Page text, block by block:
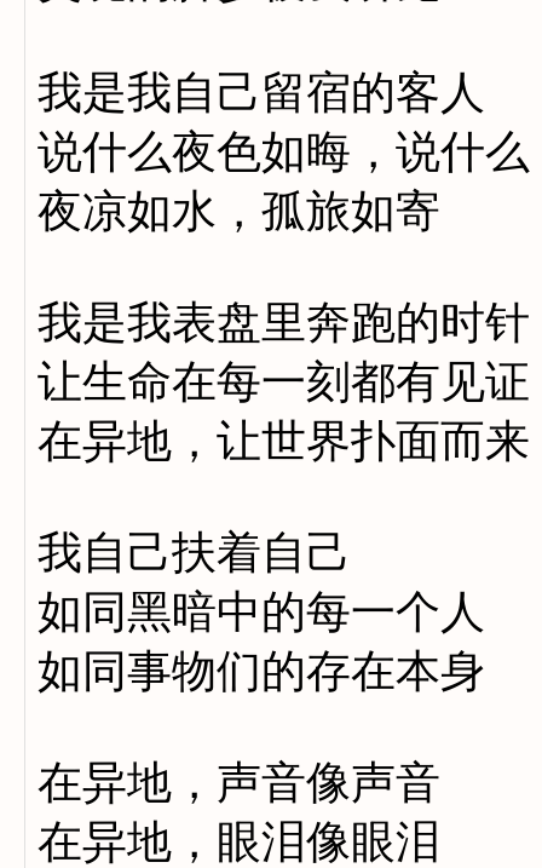
我是我自己留宿的客人
说什么夜色如晦，说什么
夜凉如水，孤旅如寄
我是我表盘里奔跑的时针
让生命在每一刻都有见证
在异地，让世界扑面而来
我自己扶着自己
如同黑暗中的每一个人
如同事物们的存在本身
在异地，声音像声音
在异地，眼泪像眼泪